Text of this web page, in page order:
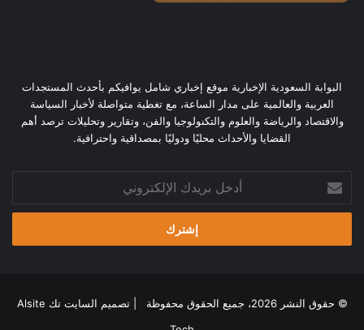
البوابة السعودية الإخبارية موقع إخباري شامل يوافيكم بأحدث المستجدات
العربية والعالمية على مدار الساعة، مع تغطية متواصلة لأخبار السياسة
والاقتصاد والرياضة والعلوم والتكنولوجيا والفن، وتقارير وتحليلات ترصد أهم
القضايا والأحداث محليًا ودوليًا بمصداقية واحترافية.
بريدك
الإلكتروني
© حقوق النشر 2026، جميع الحقوق محفوظة | تصميم
السايت تك Alsite